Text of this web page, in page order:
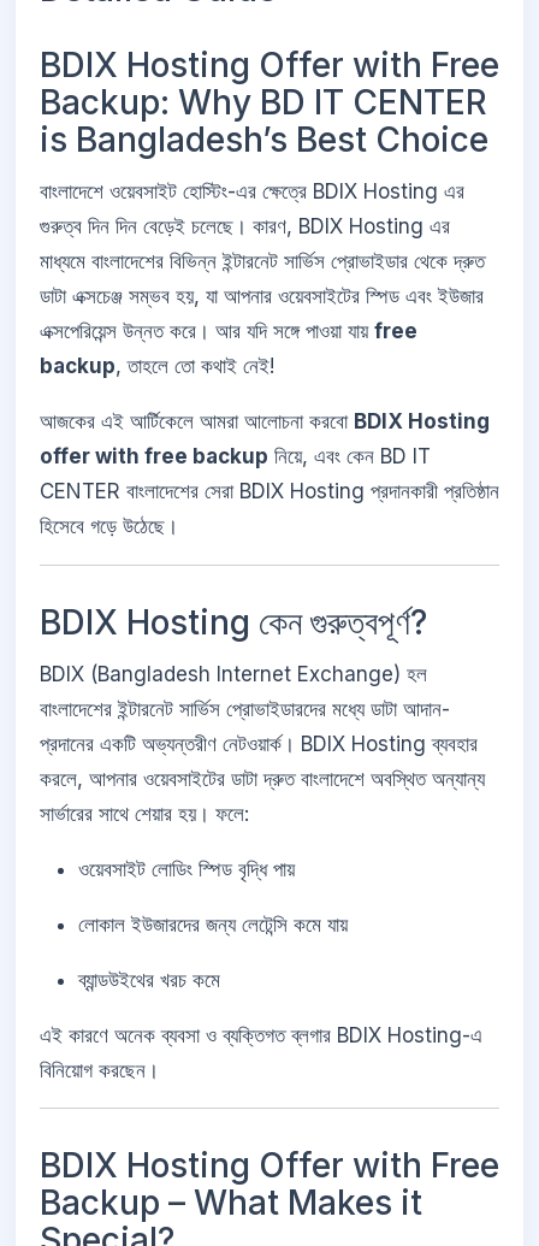
BDIX Hosting Offer with Free
Backup: Why BD IT CENTER
is Bangladesh’s Best Choice
বাংলাদেশে ওয়েবসাইট হোস্টিং-এর ক্ষেত্রে BDIX Hosting এর
গুরুত্ব দিন দিন বেড়েই চলেছে। কারণ, BDIX Hosting এর
মাধ্যমে বাংলাদেশের বিভিন্ন ইন্টারনেট সার্ভিস প্রোভাইডার থেকে দ্রুত
ডাটা এক্সচেঞ্জ সম্ভব হয়, যা আপনার ওয়েবসাইটের স্পিড এবং ইউজার
এক্সপেরিয়েন্স উন্নত করে। আর যদি সঙ্গে পাওয়া যায় free
backup, তাহলে তো কথাই নেই!
আজকের এই আর্টিকেলে আমরা আলোচনা করবো BDIX Hosting
offer with free backup নিয়ে, এবং কেন BD IT
CENTER বাংলাদেশের সেরা BDIX Hosting প্রদানকারী প্রতিষ্ঠান
হিসেবে গড়ে উঠেছে।
BDIX Hosting কেন গুরুত্বপূর্ণ?
BDIX (Bangladesh Internet Exchange) হল
বাংলাদেশের ইন্টারনেট সার্ভিস প্রোভাইডারদের মধ্যে ডাটা আদান-
প্রদানের একটি অভ্যন্তরীণ নেটওয়ার্ক। BDIX Hosting ব্যবহার
করলে, আপনার ওয়েবসাইটের ডাটা দ্রুত বাংলাদেশে অবস্থিত অন্যান্য
সার্ভারের সাথে শেয়ার হয়। ফলে:
ওয়েবসাইট লোডিং স্পিড বৃদ্ধি পায়
লোকাল ইউজারদের জন্য লেটেন্সি কমে যায়
ব্যান্ডউইথের খরচ কমে
এই কারণে অনেক ব্যবসা ও ব্যক্তিগত ব্লগার BDIX Hosting-এ
বিনিয়োগ করছেন।
BDIX Hosting Offer with Free
Backup – What Makes it